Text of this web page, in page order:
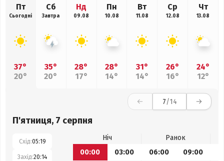
Пт
Сьогодні
37°
20°
Сб
Завтра
35°
20°
Нд
09.08
28°
17°
Пн
10.08
28°
14°
Вт
11.08
31°
14°
Ср
12.08
26°
16°
Чт
13.08
24°
12°
7/14
П'ятниця, 7 серпня
Схід:05:19
Захід:20:14
Ніч
Ранок
00:00
03:00 06:00 09:00